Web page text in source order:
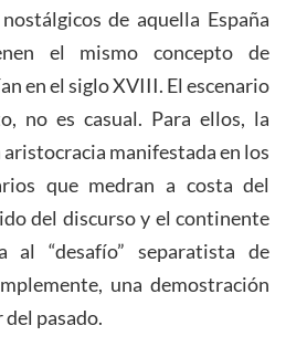
de aquella España
el mismo concepto de
en el siglo XVIII. El escenario
no es casual. Para ellos, la
aristocracia manifestada en los
que medran a costa del
del discurso y el continente
al “desafío” separatista de
una demostración
pasado.